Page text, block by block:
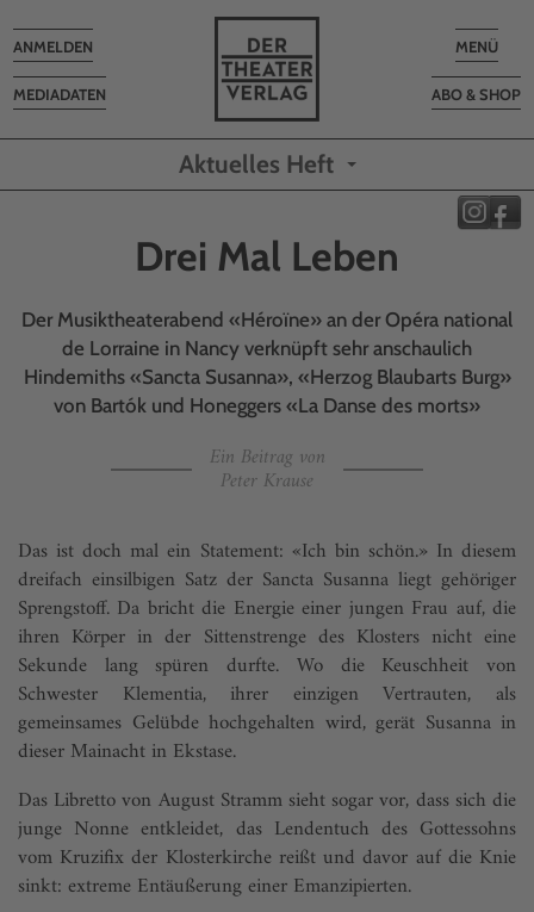
Toggle
MENÜ
ABO & SHOP
MEDIADATEN
Toggle
navigation
ANMELDEN
Aktuelles Heft
Drei Mal Leben
Der Musiktheaterabend «Héroïne» an der Opéra national
de Lorraine in Nancy verknüpft sehr anschaulich
Hindemiths «Sancta Susanna», «Herzog Blaubarts Burg»
von Bartók und Honeggers «La Danse des morts»
Ein Beitrag von
Peter Krause
Das ist doch mal ein Statement: «Ich bin schön.» In diesem
dreifach einsilbigen Satz der Sancta Susanna liegt gehöriger
Sprengstoff. Da bricht die Energie einer jungen Frau auf, die
ihren Körper in der Sittenstrenge des Klosters nicht eine
Sekunde lang spüren durfte. Wo die Keuschheit von
Schwester Klementia, ihrer einzigen Vertrauten, als
gemeinsames Gelübde hochgehalten wird, gerät Susanna in
dieser Mainacht in Ekstase.
Das Libretto von August Stramm sieht sogar vor, dass sich die
junge Nonne entkleidet, das Lendentuch des Gottessohns
vom Kruzifix der Klosterkirche reißt und davor auf die Knie
sinkt: extreme Entäußerung einer Emanzipierten.